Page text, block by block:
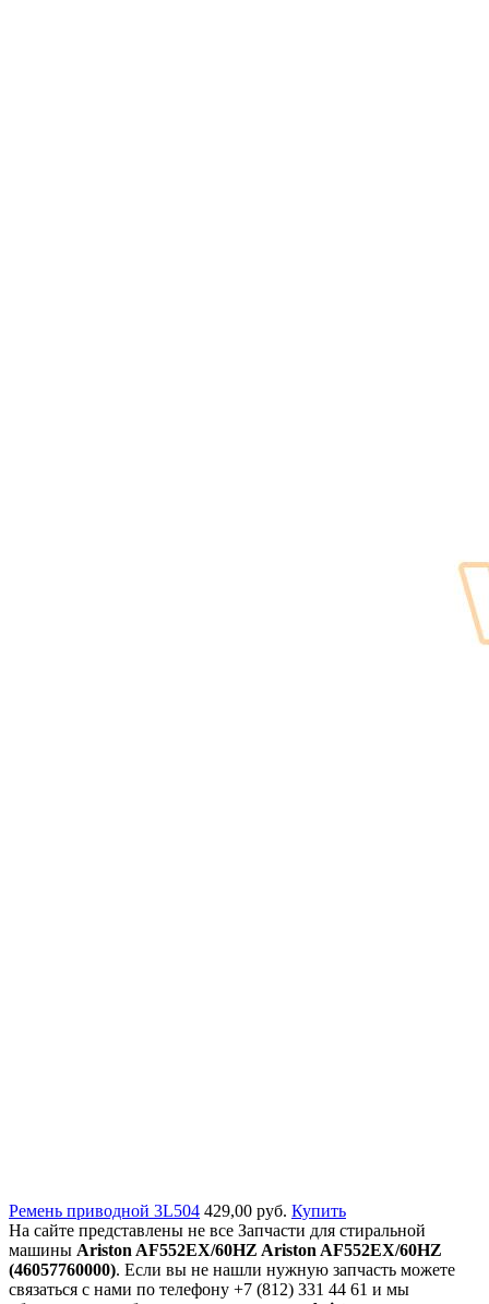
Ремень приводной 3L504 429,00 руб. Купить
На сайте представлены не все Запчасти для стиральной
машины Ariston AF552EX/60HZ Ariston AF552EX/60HZ
(46057760000). Если вы не нашли нужную запчасть можете
связаться с нами по телефону +7 (812) 331 44 61 и мы